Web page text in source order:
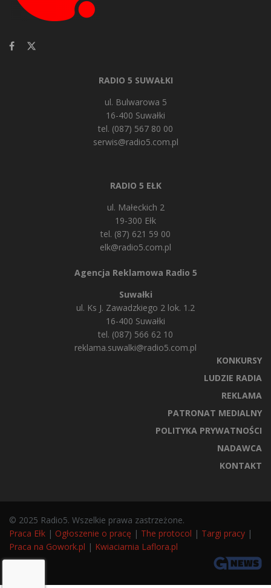
RADIO 5 SUWAŁKI
ul. Bulwarowa 5
16-400 Suwałki
tel. (087) 567 80 00
serwis@radio5.com.pl
RADIO 5 EŁK
ul. Małeckich 2
19-300 Ełk
tel. (87) 621 59 00
elk@radio5.com.pl
Agencja Reklamowa Radio 5
Suwałki
ul. Ks J. Zawadzkiego 2 lok. 1.2
16-400 Suwałki
tel. (087) 566 62 10
reklama.suwalki@radio5.com.pl
KONKURSY
LUDZIE RADIA
REKLAMA
PATRONAT MEDIALNY
POLITYKA PRYWATNOŚCI
NADAWCA
KONTAKT
© 2025 Radio5. Wszelkie prawa zastrzeżone.
Praca Ełk | Ogłoszenie o pracę | The protocol | Targi pracy |
Praca na Gowork.pl | Kwiaciarnia Laflora.pl